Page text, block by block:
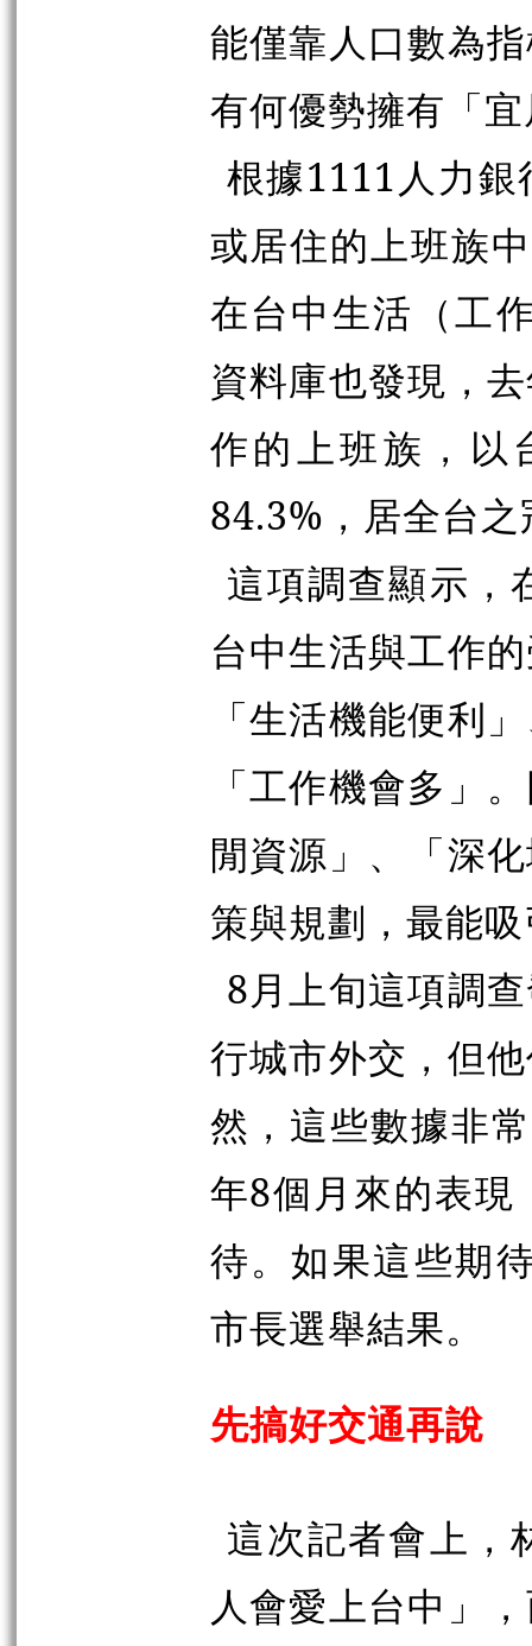
能僅靠人口數為
有何優勢擁有「
根據1111人力
或居住的上班族
在台中生活（工
資料庫也發現，
作的上班族，以
84.3%，居全台之
這項調查顯示，
台中生活與工作
「生活機能便利
「工作機會多」
閒資源」、「深
策與規劃，最能
8月上旬這項調
行城市外交，但
然，這些數據非
年8個月來的表現
待。如果這些期
市長選舉結果。
先搞好交通再說
這次記者會上，
人會愛上台中」